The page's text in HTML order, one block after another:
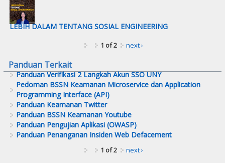
LEBIH DALAM TENTANG SOSIAL ENGINEERING
1 of 2 next ›
Panduan Terkait
Panduan Verifikasi 2 Langkah Akun SSO UNY
Pedoman BSSN Keamanan Microservice dan Application
Programming Interface (API)
Panduan Keamanan Twitter
Panduan BSSN Keamanan Youtube
Panduan Pengujian Aplikasi (OWASP)
Panduan Penanganan Insiden Web Defacement
1 of 2 next ›